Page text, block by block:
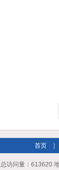
首页
总访问量：613620